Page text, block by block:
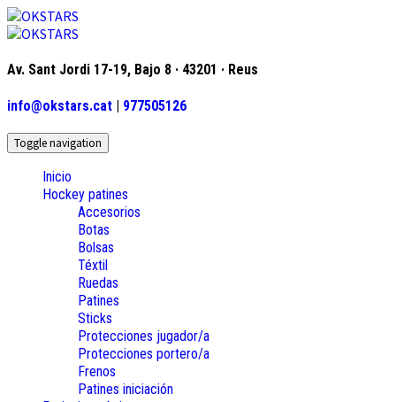
Av. Sant Jordi 17-19, Bajo 8 · 43201 · Reus
info@okstars.cat | 977505126
Toggle navigation
Inicio
Hockey patines
Accesorios
Botas
Bolsas
Téxtil
Ruedas
Patines
Sticks
Protecciones jugador/a
Protecciones portero/a
Frenos
Patines iniciación